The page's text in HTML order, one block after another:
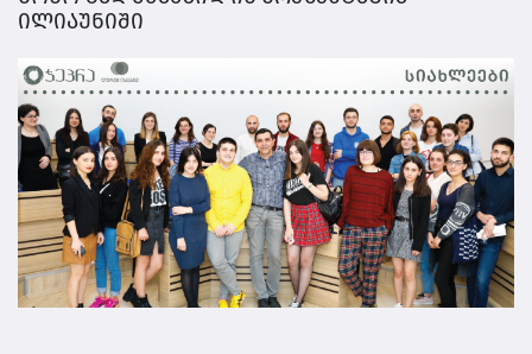
ილიაუნიში